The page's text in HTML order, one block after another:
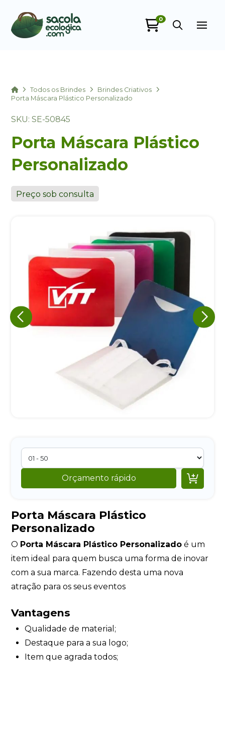
0
HomeTodos os Brindes
Brindes Criativos
Porta Máscara Plástico Personalizado
SKU: SE-50845
Porta Máscara Plástico
Personalizado
Preço sob consulta
Orçamento rápido 
Porta Máscara Plástico
Personalizado
O Porta Máscara Plástico Personalizado é um
item ideal para quem busca uma forma de inovar
com a sua marca. Fazendo desta uma nova
atração para os seus eventos
Vantagens
Qualidade de material;
Destaque para a sua logo;
Item que agrada todos;
Eu concordo em receber comunicações.
A nossa empresa está comprometida a proteger e respeitar
sua privacidade, utilizaremos seus dados apenas para fins
de marketing. Você pode alterar suas preferências a
qualquer momento.
Iniciar conversa